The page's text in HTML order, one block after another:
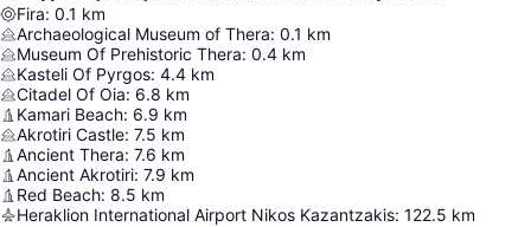
Fira: 0.1 km
Archaeological Museum of Thera: 0.1 km
Museum Of Prehistoric Thera: 0.4 km
Kasteli Of Pyrgos: 4.4 km
Citadel Of Oia: 6.8 km
Kamari Beach: 6.9 km
Akrotiri Castle: 7.5 km
Ancient Thera: 7.6 km
Ancient Akrotiri: 7.9 km
Red Beach: 8.5 km
Heraklion International Airport Nikos Kazantzakis: 122.5 km